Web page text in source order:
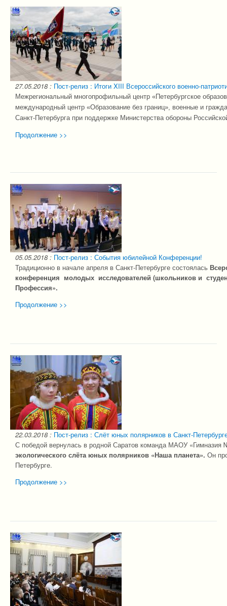
27.05.2018 : Пост-релиз : Итоги XIII Всероссийского военно-
Межрегиональный многопрофильный центр «Петербургское
международный центр «Образование без границ», военные и
Санкт-Петербурга при поддержке Министерства обороны
Продолжение >>
05.05.2018 : Пост-релиз : События юбилейной Конференции!
Традиционно в начале апреля в Санкт-Петербурге состоялась
конференция молодых исследователей (школьников и
Профессия».
Продолжение >>
22.03.2018 : Пост-релиз : Слёт юных полярников в Санкт-
С победой вернулась в родной Саратов команда МАОУ «Гимназия
экологического слёта юных полярников «Наша планета». Он
Петербурге.
Продолжение >>